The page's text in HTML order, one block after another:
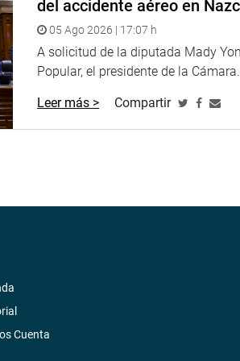
del accidente aéreo en
05 Ago 2026 | 17:07 h
A solicitud de la diputada Mady
Popular, el presidente de la
Leer más > Compartir
Cuenta